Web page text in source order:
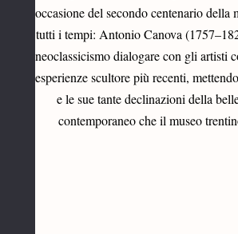
occasione del secondo centenario
tutti i tempi: Antonio Canova
neoclassicismo dialogare con gli artisti
esperienze scultore più recenti,
e le sue tante declinazioni della
contemporaneo che il museo